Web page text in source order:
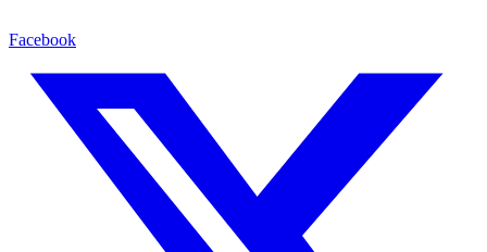
Facebook